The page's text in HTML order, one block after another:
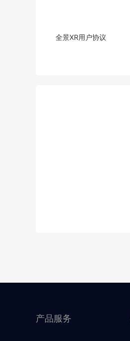
全景XR用户协议
产品服务